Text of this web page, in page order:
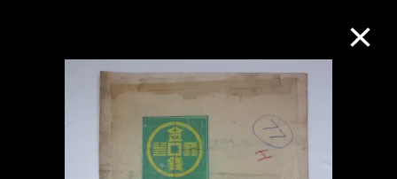
M+藏品
進一步篩選